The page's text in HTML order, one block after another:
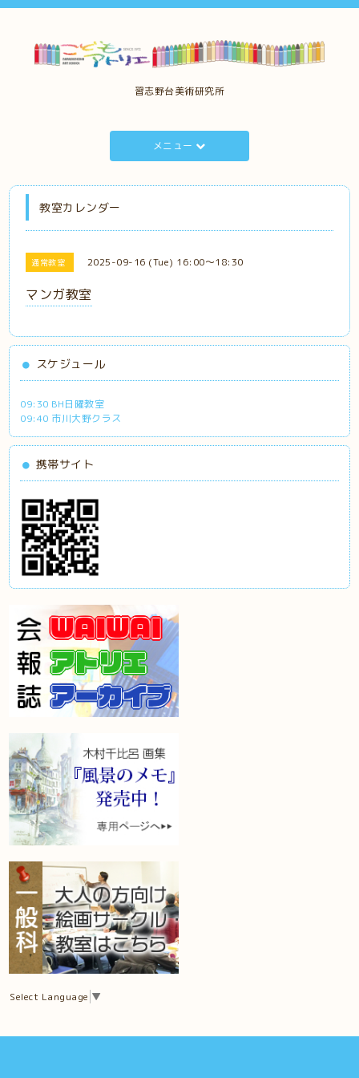
習志野台美術研究所
メニュー
教室カレンダー
通常教室 2025-09-16 (Tue) 16:00～18:30
マンガ教室
スケジュール
09:30 BH日曜教室
09:40 市川大野クラス
携帯サイト
Select Language ▼